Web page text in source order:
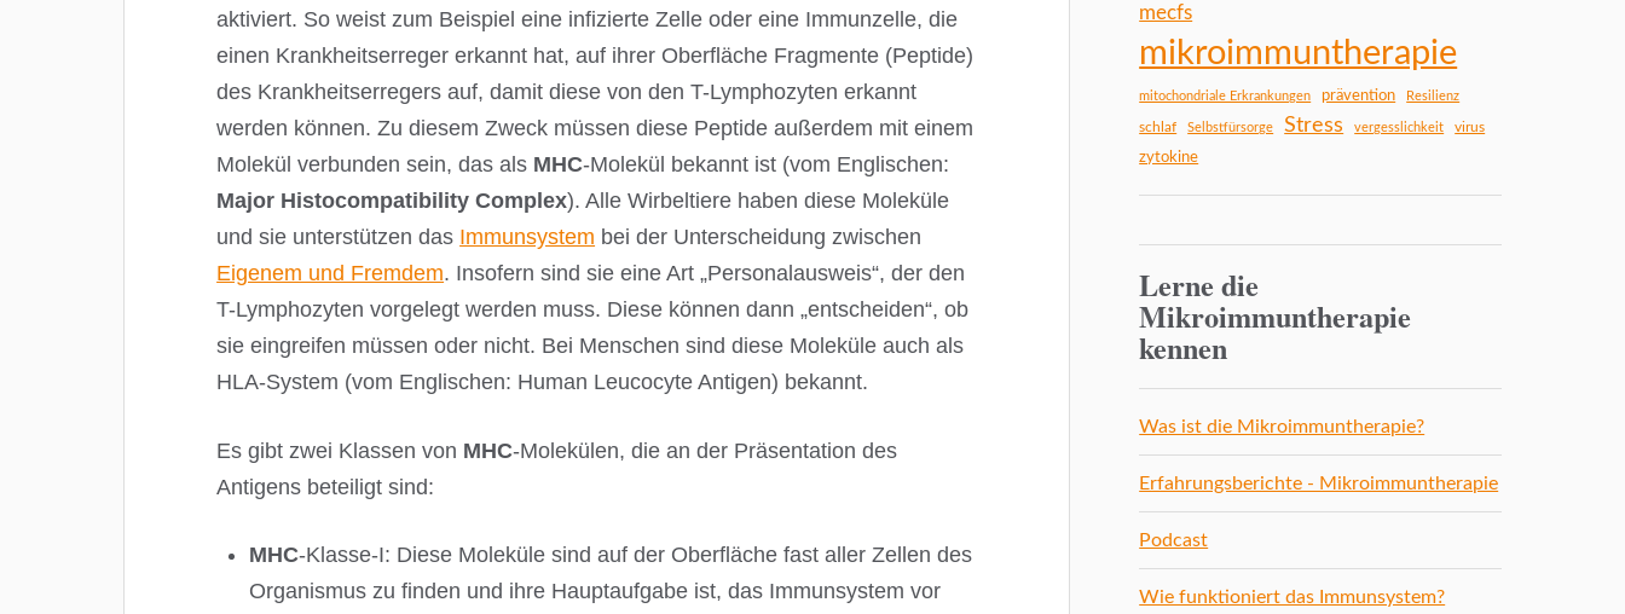
aktiviert. So weist zum Beispiel eine infizierte Zelle oder eine Immunzelle, die
einen Krankheitserreger erkannt hat, auf ihrer Oberfläche Fragmente (Peptide)
des Krankheitserregers auf, damit diese von den T-Lymphozyten erkannt
werden können. Zu diesem Zweck müssen diese Peptide außerdem mit einem
Molekül verbunden sein, das als MHC-Molekül bekannt ist (vom Englischen:
Major Histocompatibility Complex). Alle Wirbeltiere haben diese Moleküle
und sie unterstützen das Immunsystem bei der Unterscheidung zwischen
Eigenem und Fremdem. Insofern sind sie eine Art „Personalausweis“, der den
T-Lymphozyten vorgelegt werden muss. Diese können dann „entscheiden“, ob
sie eingreifen müssen oder nicht. Bei Menschen sind diese Moleküle auch als
HLA-System (vom Englischen: Human Leucocyte Antigen) bekannt.
Es gibt zwei Klassen von MHC-Molekülen, die an der Präsentation des
Antigens beteiligt sind:
MHC-Klasse-I: Diese Moleküle sind auf der Oberfläche fast aller Zellen des
Organismus zu finden und ihre Hauptaufgabe ist, das Immunsystem vor
mecfs
mikroimmuntherapie
mitochondriale Erkrankungen prävention Resilienz
schlaf Selbstfürsorge Stress vergesslichkeit virus
zytokine
Lerne die
Mikroimmuntherapie
kennen
Was ist die Mikroimmuntherapie?
Erfahrungsberichte - Mikroimmuntherapie
Podcast
Wie funktioniert das Immunsystem?